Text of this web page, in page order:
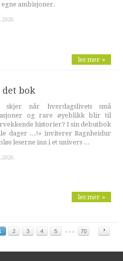
egne ambisjoner.
les mer »
bok
skjer når hverdagslivets små
og rare øyeblikk blir til
historier? I sin debutbok
dager ...!» inviterer Ragnheidur
leserne inn i et univers ...
les mer »
2 3 4 5 70 ›